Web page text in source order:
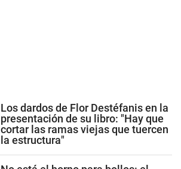
Los dardos de Flor Destéfanis en la
presentación de su libro: "Hay que
cortar las ramas viejas que tuercen
la estructura"